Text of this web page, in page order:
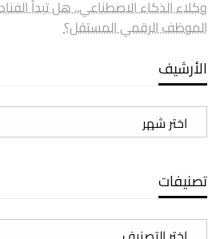
وكلاء الذكاء الاصطناعي.. هل تبدأ
الموظف الرقمي المستقل؟
الأرشيف
الأرشيف
تصنيفات
تصنيفات